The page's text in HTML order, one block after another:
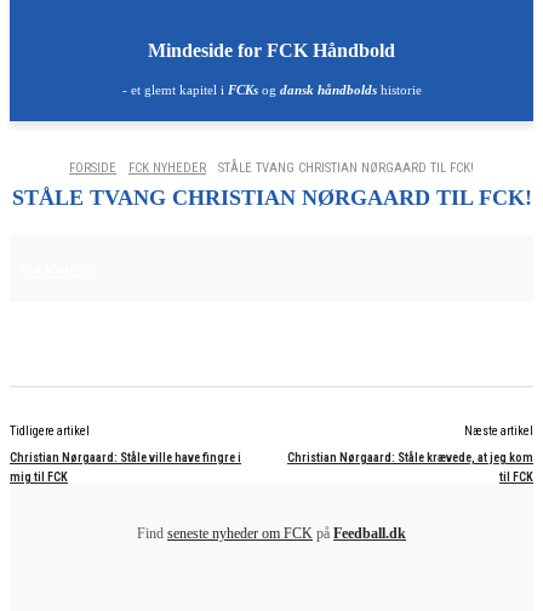
Mindeside for FCK Håndbold
- et glemt kapitel i FCKsog dansk håndboldshistorie
FORSIDE FCK NYHEDER STÅLE TVANG CHRISTIAN NØRGAARD TIL FCK!
STÅLE TVANG CHRISTIAN NØRGAARD TIL FCK!
Tidligere artikel
Christian Nørgaard: Ståle ville have fingre i
mig til FCK
Næste artikel
Christian Nørgaard: Ståle krævede, at jeg kom
til FCK
Find seneste nyheder om FCK på Feedball.dk